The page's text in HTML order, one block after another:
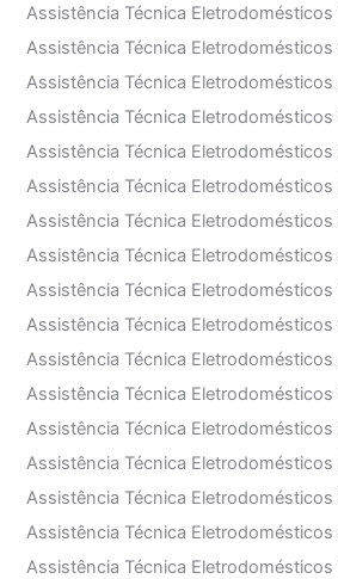
Assistência Técnica Eletrodomésticos
Assistência Técnica
Assistência Técnica Eletrodomésticos
Assistência Técnica Eletrodomésticos
Assistência Técnica Eletrodomésticos
Assistência Técnica
Assistência Técnica
Assistência Técnica
Assistência Técnica Eletrodomésticos
Assistência Técnica
Assistência Técnica Eletrodomésticos
Assistência Técnica Eletrodomésticos
Assistência Técnica Eletrodomésticos
Assistência Técnica Eletrodomésticos
Assistência Técnica Eletrodomésticos
Assistência Técnica Eletrodomésticos
Assistência Técnica Eletrodomésticos